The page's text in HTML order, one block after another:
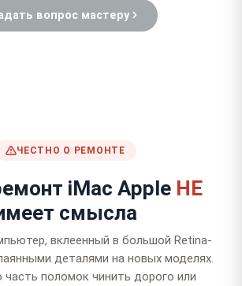
вопрос мастеру
ЧЕСТНО О РЕМОНТЕ
iMac Apple НЕ
смысла
вклеенный в большой Retina-
деталями на новых моделях.
часть поломок чинить дорого или